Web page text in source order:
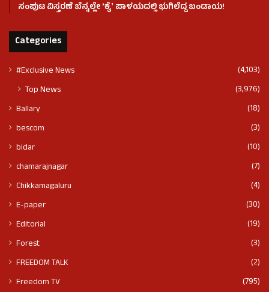
ಸಂಪುಟ ವಿಸ್ತರಣೆ ಬೆನ್ನಲ್ಲೇ ʻಕೈʼ ಪಾಳಯದಲ್ಲಿ ಭುಗಿಲೆದ್ದ ಬಂಡಾಯ!
Categories
#Exclusive News (4,103)
Top News (3,976)
Ballary
(18)
bescom
(3)
bidar
(10)
chamarajnagar
(7)
Chikkamagaluru
(4)
E-paper
(30)
Editorial
(19)
Forest
(3)
FREEDOM TALK
(2)
Freedom TV
(795)